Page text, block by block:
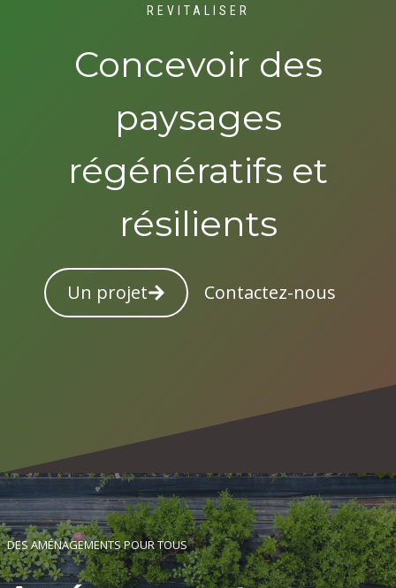
REVITALISER
Concevoir des
paysages
régénératifs et
résilients
Un projet Contactez-nous
DES AMÉNAGEMENTS POUR TOUS